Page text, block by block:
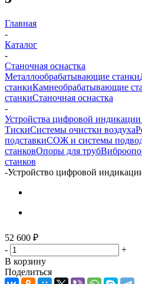
Главная
-
Каталог
-
Станочная оснастка
Металлообрабатывающие станки
станкиКамнеобрабатывающие
станкиСтаночная оснастка
-
Устройства цифровой
ТискиСистемы очистки воздуха
подставкиСОЖ и системы
станковОпоры для труб
станков
-Устройство цифровой
52 600 ₽
-
+
В корзину
Поделиться